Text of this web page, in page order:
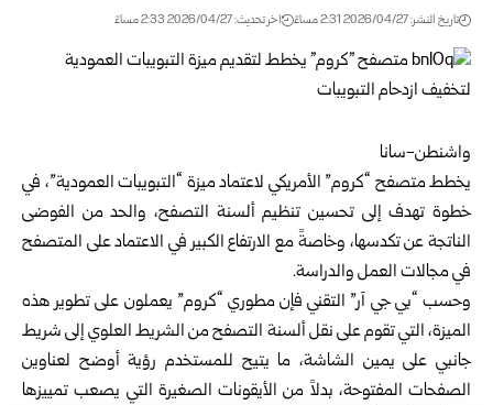
تاريخ النشر: 2026/04/27 2:31 مساءً اخر تحديث: 2026/04/27 2:33 مساءً
واشنطن-سانا
يخطط متصفح “كروم” الأمريكي لاعتماد ميزة “التبويبات العمودية”، في
خطوة تهدف إلى تحسين تنظيم ألسنة التصفح، والحد من الفوضى
الناتجة عن تكدسها، وخاصةً مع الارتفاع الكبير في الاعتماد على المتصفح
في مجالات العمل والدراسة.
وحسب “بي جي آر” التقني فإن مطوري “كروم” يعملون على تطوير هذه
الميزة، التي تقوم على نقل ألسنة التصفح من الشريط العلوي إلى شريط
جانبي على يمين الشاشة، ما يتيح للمستخدم رؤية أوضح لعناوين
الصفحات المفتوحة، بدلاً من الأيقونات الصغيرة التي يصعب تمييزها